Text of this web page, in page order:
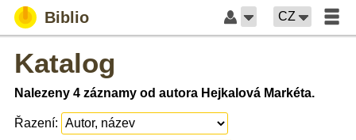
Biblio CZ
Katalog
Nalezeny 4 záznamy od autora Hejkalová Markéta.
Řazení: